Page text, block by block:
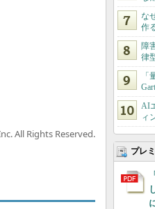
All Rights Reserved.
な
作
障
律
AI
ィ
プレ